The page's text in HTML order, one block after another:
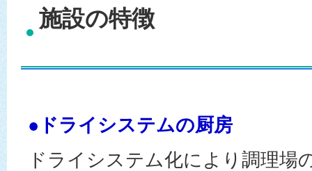
施設の特徴
●ドライシステムの厨房
ドライシステム化により調理場